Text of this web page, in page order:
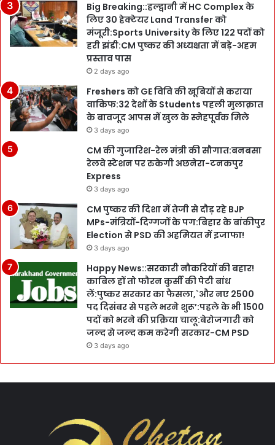
Big Breaking::हल्द्वानी में HC Complex के
लिए 30 हेक्टेयर Land Transfer को
मंजूरी:Sports University के लिए 122 पदों को
हरी झंडी:CM पुष्कर की अध्यक्षता में बड़े-अहम
प्रस्ताव पास
2 days ago
Freshers को GE विवि की खूबियों से कराया
वाकिफ:32 देशों के Students पहली मुलाक़ात
के बावजूद आपस में खुल के स्नेहपूर्वक मिले
3 days ago
CM की गुजारिश-रेल मंत्री की सौगात:बनबसा
रेलवे स्टेशन पर रुकेगी अछनेरा-टनकपुर
Express
3 days ago
CM पुष्कर की दिशा में तेजी से दौड़ रहे BJP
MPs-मंत्रियों-दिग्गजों के पग:बिहार के बांकीपुर
Election से PSD की अहमियत में इजाफा!
3 days ago
Happy News::सरकारी नौकरियों की बहार!
काबिल हों तो फौरन कुर्सी की पेटी बांध
लें:पुष्कर सरकार का फैसला,`और नए 2500
पद दिसंबर से पहले भरने शुरू’:पहले के भी 1500
पदों को भरने की प्रक्रिया चालू:बेरोजगारी को
जल्द से जल्द कम करेगी सरकार-CM PSD
3 days ago